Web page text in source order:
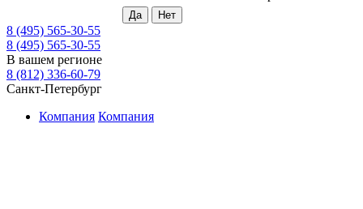
8 (495) 565-30-55
8 (495) 565-30-55
В вашем регионе
8 (812) 336-60-79
Санкт-Петербург
Компания Компания